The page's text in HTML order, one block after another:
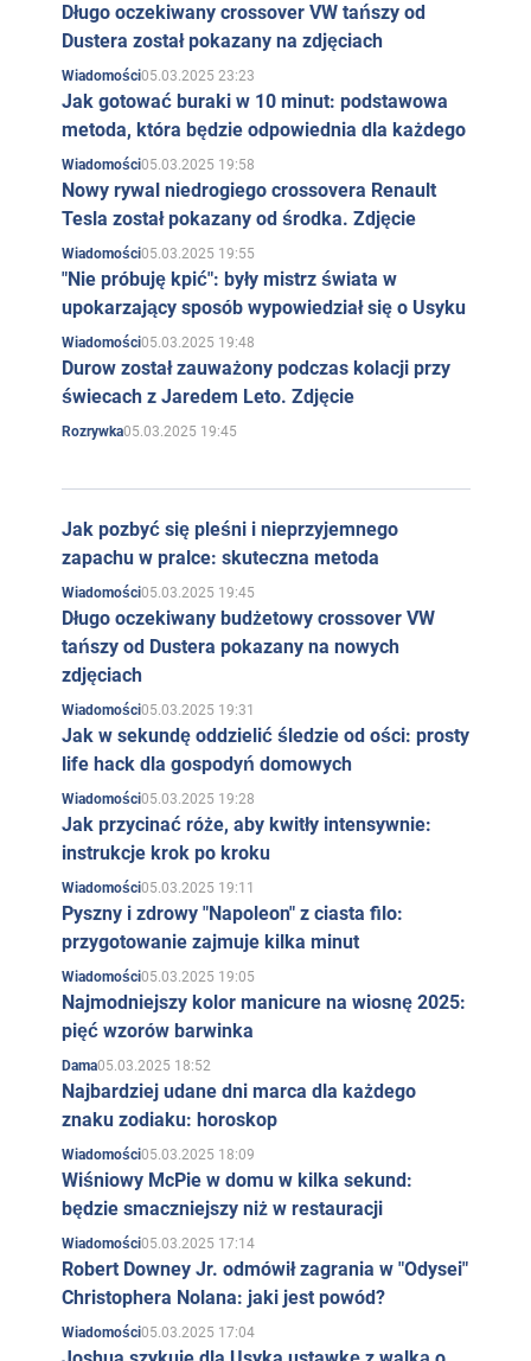
tajski.
Rodzina
Karpenko była żoną ukraińskiego aktora Oleksiya
Długo oczekiwany crossover VW tańszy od
Dustera został pokazany na zdjęciach
Wiadomości05.03.2025 23:23
Jak gotować buraki w 10 minut: podstawowa
metoda, która będzie odpowiednia dla każdego
Wiadomości05.03.2025 19:58
Nowy rywal niedrogiego crossovera Renault
Tesla został pokazany od środka. Zdjęcie
Wiadomości05.03.2025 19:55
"Nie próbuję kpić": były mistrz świata w
upokarzający sposób wypowiedział się o Usyku
Wiadomości05.03.2025 19:48
Durow został zauważony podczas kolacji przy
świecach z Jaredem Leto. Zdjęcie
Rozrywka05.03.2025 19:45
Jak pozbyć się pleśni i nieprzyjemnego
zapachu w pralce: skuteczna metoda
Wiadomości05.03.2025 19:45
Długo oczekiwany budżetowy crossover VW
tańszy od Dustera pokazany na nowych
zdjęciach
Wiadomości05.03.2025 19:31
Jak w sekundę oddzielić śledzie od ości: prosty
life hack dla gospodyń domowych
Wiadomości05.03.2025 19:28
Jak przycinać róże, aby kwitły intensywnie:
instrukcje krok po kroku
Wiadomości05.03.2025 19:11
Pyszny i zdrowy "Napoleon" z ciasta filo:
przygotowanie zajmuje kilka minut
Wiadomości05.03.2025 19:05
Najmodniejszy kolor manicure na wiosnę 2025:
pięć wzorów barwinka
Dama05.03.2025 18:52
Najbardziej udane dni marca dla każdego
znaku zodiaku: horoskop
Wiadomości05.03.2025 18:09
Wiśniowy McPie w domu w kilka sekund:
będzie smaczniejszy niż w restauracji
Wiadomości05.03.2025 17:14
Robert Downey Jr. odmówił zagrania w "Odysei"
Christophera Nolana: jaki jest powód?
Wiadomości05.03.2025 17:04